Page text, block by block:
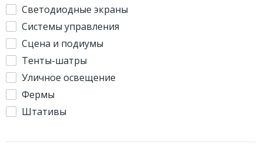
Светодиодные экраны
Системы управления
Сцена и подиумы
Тенты-шатры
Уличное освещение
Фермы
Штативы